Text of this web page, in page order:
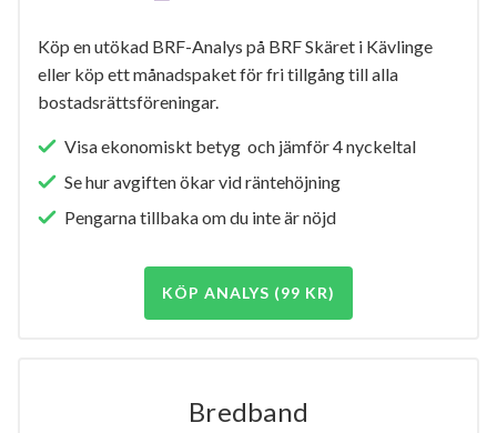
Köp en utökad BRF-Analys på BRF Skäret i Kävlinge
eller köp ett månadspaket för fri tillgång till alla
bostadsrättsföreningar.
Visa ekonomiskt betyg och jämför 4 nyckeltal
Se hur avgiften ökar vid räntehöjning
Pengarna tillbaka om du inte är nöjd
KÖP ANALYS (99 KR)
Bredband